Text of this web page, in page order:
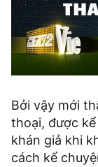
Bởi vậy mới
thoại, được
khán giả khi
cách kể